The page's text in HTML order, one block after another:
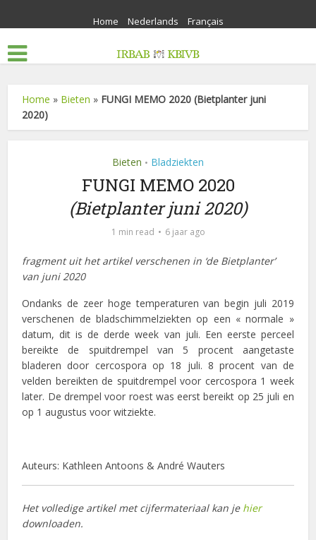
Home Nederlands Français
Home » Bieten » FUNGI MEMO 2020 (Bietplanter juni
2020)
Bieten • Bladziekten
FUNGI MEMO 2020
(Bietplanter juni 2020)
1 min read 6 jaar ago
fragment uit het artikel verschenen in ‘de Bietplanter’
van juni 2020
Ondanks de zeer hoge temperaturen van begin juli 2019
verschenen de bladschimmelziekten op een « normale »
datum, dit is de derde week van juli. Een eerste perceel
bereikte de spuitdrempel van 5 procent aangetaste
bladeren door cercospora op 18 juli. 8 procent van de
velden bereikten de spuitdrempel voor cercospora 1 week
later. De drempel voor roest was eerst bereikt op 25 juli en
op 1 augustus voor witziekte.
Auteurs: Kathleen Antoons & André Wauters
Het volledige artikel met cijfermateriaal kan je hier
downloaden.